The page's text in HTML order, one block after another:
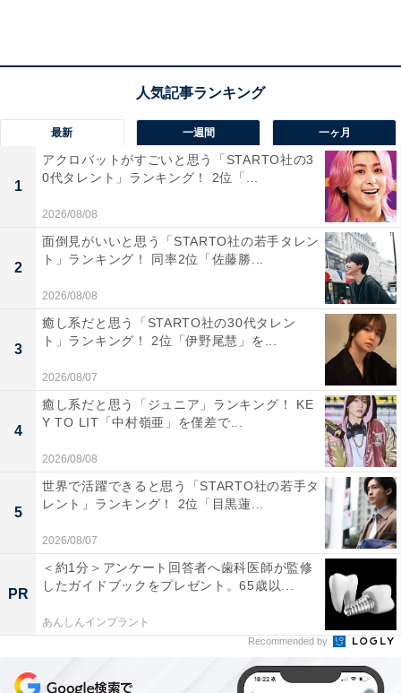
（30代女性／神奈川県）」「彼が出るアニメはずっと追
い続けてます。高い声から低い声まで全てにおいて刺さ
ります（20代女性／群馬県）」「パク・ソジュンの吹き
替えはマジカッコイイ！（50代女性／香川県）」などの
声が寄せられました。
「澄んでいて好み（20代女性／岩手県）」「ちょっと掠
れ声っぽいのがカッコいい（30代女性／大阪府）」「落
ち着いた声をしている（30代男性／大阪府）」といった
コメントも。「優しくもかっこよくもなれる、素敵な声
だと思う（20代女性／北海道）」「程よく低くて聞いて
いて心地よい（20代女性／北海道）」といった意見も挙
がりました。※本調査は10月3～24日に実施したもので
最新 一週間 一ヶ月
1
アクロバットがすごいと思う「STARTO社の3
0代タレント」ランキング！ 2位「...
2026/08/08
2
面倒見がいいと思う「STARTO社の若手タレン
ト」ランキング！ 同率2位「佐藤勝...
2026/08/08
3
癒し系だと思う「STARTO社の30代タレン
ト」ランキング！ 2位「伊野尾慧」を...
2026/08/07
4
癒し系だと思う「ジュニア」ランキング！ KE
Y TO LIT「中村嶺亜」を僅差で...
2026/08/08
5
世界で活躍できると思う「STARTO社の若手タ
レント」ランキング！ 2位「目黒蓮...
2026/08/07
PR
＜約1分＞アンケート回答者へ歯科医師が監修
したガイドブックをプレゼント。65歳以...
あんしんインプラント
Recommended by